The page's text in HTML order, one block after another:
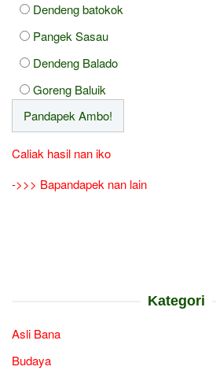
Dendeng batokok
Pangek Sasau
Dendeng Balado
Goreng Baluik
Caliak hasil nan iko
->>> Bapandapek nan lain
Kategori
Asli Bana
Budaya